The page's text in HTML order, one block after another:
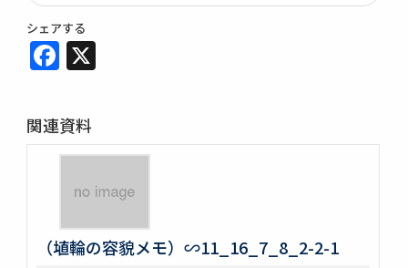
シェアする
Facebook
関連資料
（埴輪の容貌メモ）∽11_16_7_8_2-2-1